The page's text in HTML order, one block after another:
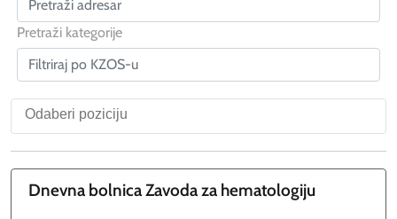
Pretraži kategorije
Dnevna bolnica Zavoda za hematologiju